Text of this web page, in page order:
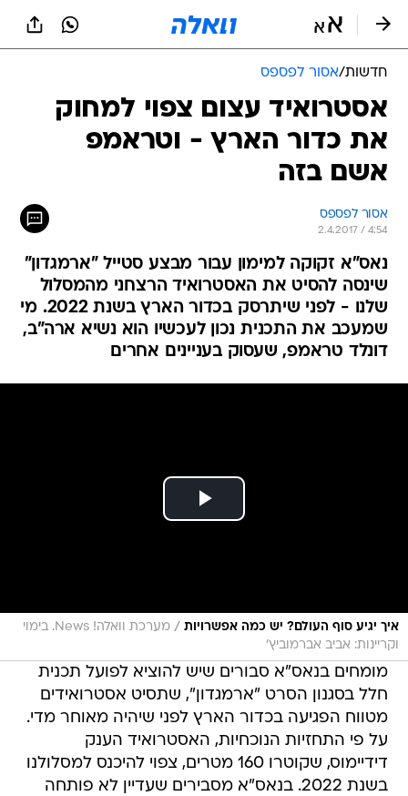
חדשות/אסור לפספס
אסטרואיד עצום צפוי למחוק
את כדור הארץ - וטראמפ
אשם בזה
אסור לפספס
2.4.2017 / 4:54
נאס"א זקוקה למימון עבור מבצע סטייל "ארמגדון"
שינסה להסיט את האסטרואיד הרצחני מהמסלול
שלנו - לפני שיתרסק בכדור הארץ בשנת 2022. מי
שמעכב את התכנית נכון לעכשיו הוא נשיא ארה"ב,
דונלד טראמפ, שעסוק בעניינים אחרים
איך יגיע סוף העולם? יש כמה אפשרויות /
מערכת וואלה! News. בימוי
וקריינות: אביב אברמוביץ'
מומחים בנאס"א סבורים שיש להוציא לפועל תכנית
חלל בסגנון הסרט "ארמגדון", שתסיט אסטרואידים
מטווח הפגיעה בכדור הארץ לפני שיהיה מאוחר מדי.
על פי התחזיות הנוכחיות, האסטרואיד הענק
דידיימוס, שקוטרו 160 מטרים, צפוי להיכנס למסלולנו
בשנת 2022. בנאס"א מסבירים שעדיין לא פותחה